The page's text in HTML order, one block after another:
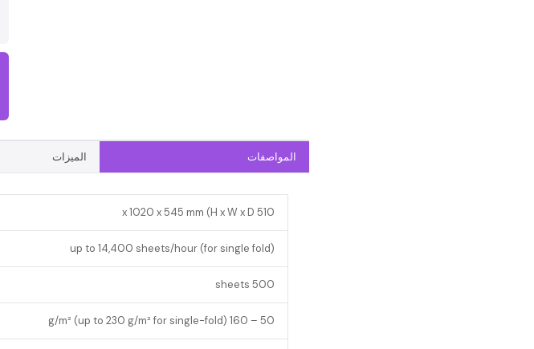
المواصفات الميزات
510 x 1020 x 545 mm (H x W x D
up to 14,400 sheets/hour (for single fold)
500 sheets
50 – 160 g/m² (up to 230 g/m² for single-fold)